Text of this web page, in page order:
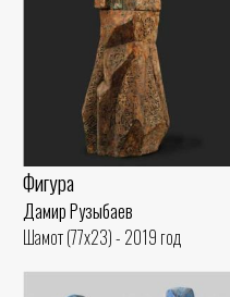
Фигура
Дамир Рузыбаев
Шамот (77x23) - 2019 год